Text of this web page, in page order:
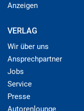
Anzeigen
VERLAG
Wir über uns
Ansprechpartner
Jobs
Service
Presse
Autorenlounge